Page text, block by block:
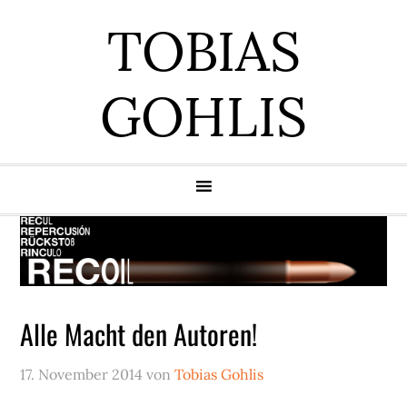
TOBIAS
GOHLIS
Alle Macht den Autoren!
17. November 2014 vonTobias Gohlis